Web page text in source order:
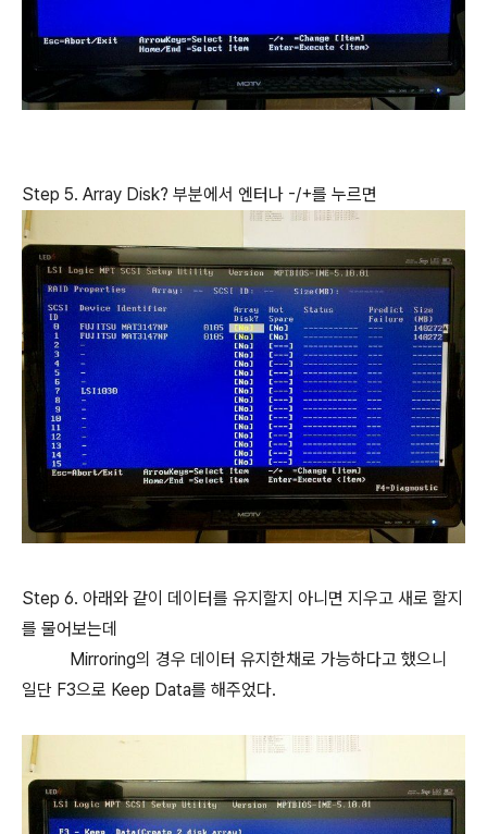
Step 5. Array Disk? 부분에서 엔터나 -/+를 누르면
Step 6. 아래와 같이 데이터를 유지할지 아니면 지우고 새로 할지
를 물어보는데
Mirroring의 경우 데이터 유지한채로 가능하다고 했으니
일단 F3으로 Keep Data를 해주었다.